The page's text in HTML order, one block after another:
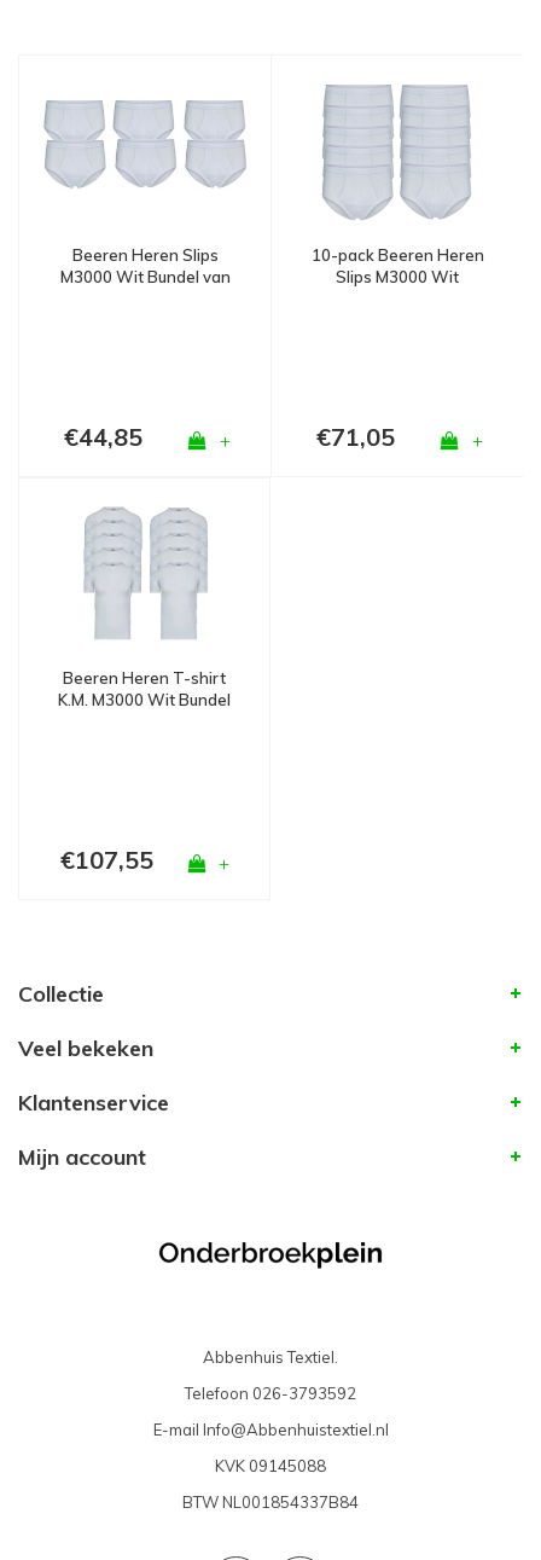
Beeren Heren Slips
M3000 Wit Bundel van
€44,85 +
10-pack Beeren Heren
Slips M3000 Wit
€71,05 +
Beeren Heren T-shirt
K.M. M3000 Wit Bundel
€107,55 +
Collectie
Veel bekeken
Klantenservice
Mijn account
Abbenhuis Textiel.
Telefoon 026-3793592
E-mail Info@Abbenhuistextiel.nl
KVK 09145088
BTWNL001854337B84